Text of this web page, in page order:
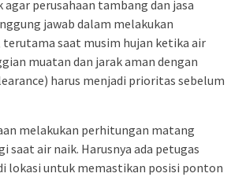
agar perusahaan tambang dan jasa
jawab dalam melakukan
saat musim hujan ketika air
muatan dan jarak aman dengan
harus menjadi prioritas sebelum
melakukan perhitungan matang
saat air naik. Harusnya ada petugas
lokasi untuk memastikan posisi ponton